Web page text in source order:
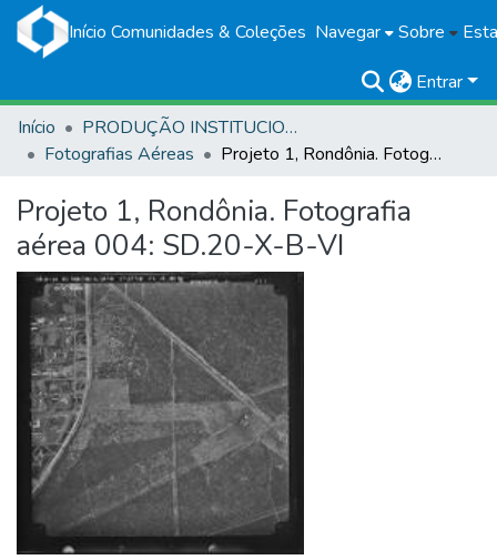
Início Comunidades & Coleções Navegar Sobre
Entrar
Início
PRODUÇÃO INSTITUCIONAL
Fotografias Aéreas
Projeto 1, Rondônia. Fotografia aérea 004: SD.20-X-B-VI
Projeto 1, Rondônia. Fotografia
aérea 004: SD.20-X-B-VI